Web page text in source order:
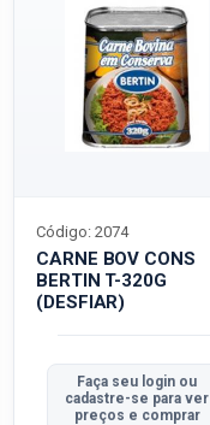
CARNE BOV CONS
BERTIN T-320G
(DESFIAR)
Código: 2074
Faça seu login ou
cadastre-se para ver
preços e comprar